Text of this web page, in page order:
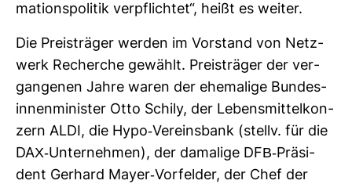
ma­ti­ons­po­litik ver­pflichtet“, heißt es weiter.
Die Preis­träger werden im Vor­stand von Netz­
werk Recherche gewählt. Preis­träger der ver­
gan­genen Jahre waren der ehe­ma­lige Bun­des­
in­nen­mi­nister Otto Schily, der Lebens­mit­tel­kon­
zern ALDI, die Hypo-​Ver­eins­bank (stellv. für die
DAX-​Unter­nehmen), der dama­lige DFB-​Prä­si­
dent Ger­hard Mayer-​Vor­felder, der Chef der